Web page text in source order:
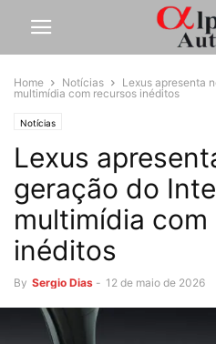
Home Notícias
Lexus apresenta
multimídia com recursos inéditos
Notícias
Lexus
geração do
multimídia com
inéditos
By Sergio Dias - 12 de maio de 2026